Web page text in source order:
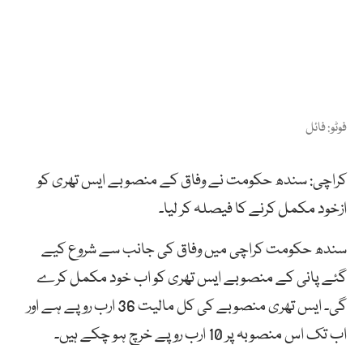
فوٹو: فائل
کراچی: سندھ حکومت نے وفاق کے منصوبے ایس تھری کو
ازخود مکمل کرنے کا فیصلہ کر لیا۔
سندھ حکومت کراچی میں وفاق کی جانب سے شروع کیے
گئے پانی کے منصوبے ایس تھری کو اب خود مکمل کرے
گی۔ ایس تھری منصوبے کی کل مالیت 36 ارب روپے ہے اور
اب تک اس منصوبہ پر 10 ارب روپے خرچ ہو چکے ہیں۔